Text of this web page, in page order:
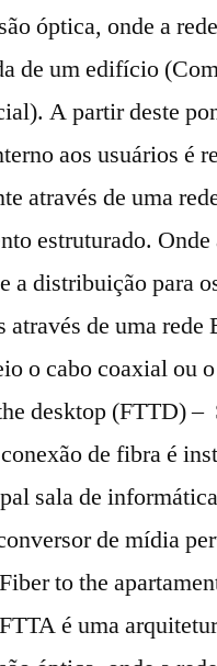
óptica, onde a
de um edifício
A partir deste
aos usuários é
através de uma
estruturado.
a distribuição para
através de uma rede
o cabo coaxial ou
desktop (FTTD) –
de fibra é
sala de
de mídia
to the
é uma